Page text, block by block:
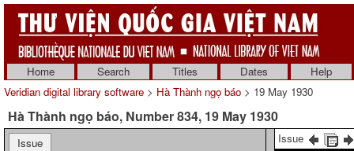
Home Search Titles Dates
Help
Veridian digital library software > Hà Thành ngọ báo > 19 May 1930
Hà Thành ngọ báo, Number 834, 19 May 1930
Issue Issue